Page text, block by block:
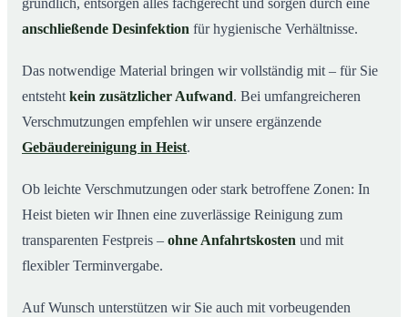
gründlich, entsorgen alles fachgerecht und sorgen durch eine
anschließende Desinfektion für hygienische Verhältnisse.
Das notwendige Material bringen wir vollständig mit – für Sie
entsteht kein zusätzlicher Aufwand. Bei umfangreicheren
Verschmutzungen empfehlen wir unsere ergänzende
Gebäudereinigung in Heist.
Ob leichte Verschmutzungen oder stark betroffene Zonen: In
Heist bieten wir Ihnen eine zuverlässige Reinigung zum
transparenten Festpreis – ohne Anfahrtskosten und mit
flexibler Terminvergabe.
Auf Wunsch unterstützen wir Sie auch mit vorbeugenden